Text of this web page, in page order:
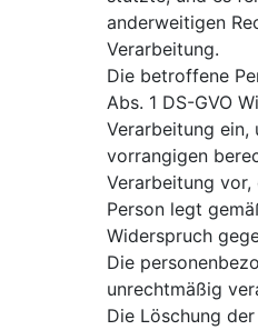
anderweitigen
Verarbeitung.
Die betroffene
Abs. 1 DS-GVO
Verarbeitung ein,
vorrangigen
Verarbeitung
Person legt
Widerspruch
Die
unrechtmäßig
Die Löschung